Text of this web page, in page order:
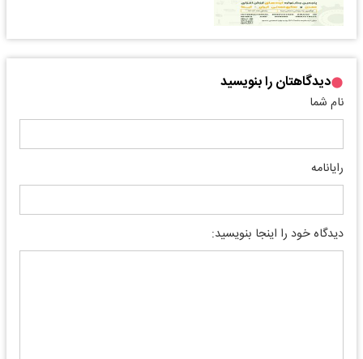
دیدگاهتان را بنویسید
نام شما
رایانامه
دیدگاه خود را اینجا بنویسید: